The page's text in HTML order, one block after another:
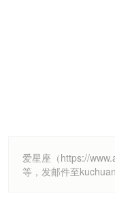
爱星座（https://
等，发邮件至